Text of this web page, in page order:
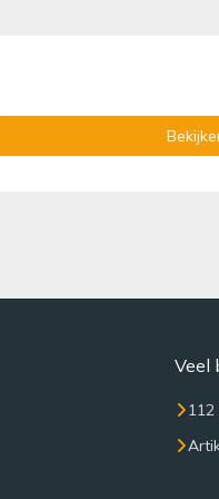
Veel
112